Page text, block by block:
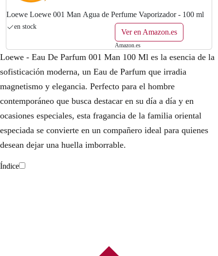
Loewe Loewe 001 Man Agua de Perfume Vaporizador - 100 ml
en stock
Ver en Amazon.es
Amazon.es
Loewe - Eau De Parfum 001 Man 100 Ml es la esencia de la
sofisticación moderna, un Eau de Parfum que irradia
magnetismo y elegancia. Perfecto para el hombre
contemporáneo que busca destacar en su día a día y en
ocasiones especiales, esta fragancia de la familia oriental
especiada se convierte en un compañero ideal para quienes
desean dejar una huella imborrable.
Índice